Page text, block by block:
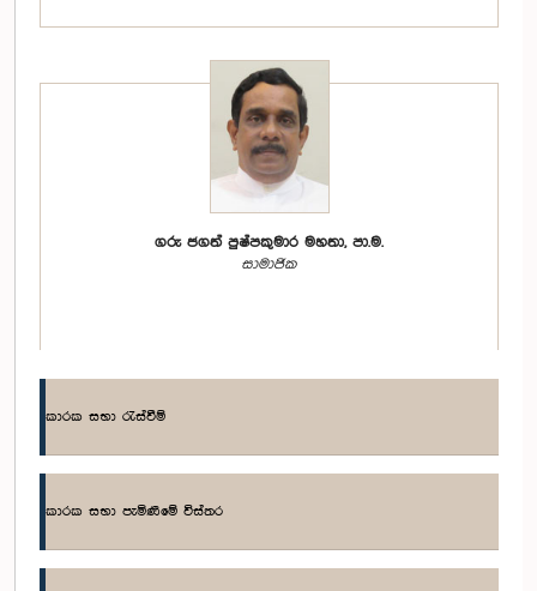
ගරු ජගත් පුෂ්පකුමාර මහතා, පා.ම.
සාමාජික
ගරු ඩී. බී. හේරත් මහතා, පා.ම.
කාරක සභා රැස්වීම්
කාරක සභා පැමිණීමේ විස්තර